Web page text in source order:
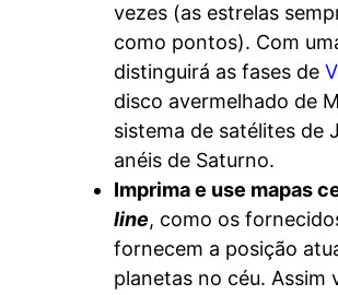
vezes (as estrelas
como pontos). Com
distinguirá as fases de
disco avermelhado de
sistema de satélites de
anéis de Saturno.
Imprima e use mapas
line, como os
fornecem a posição
planetas no céu. Assim